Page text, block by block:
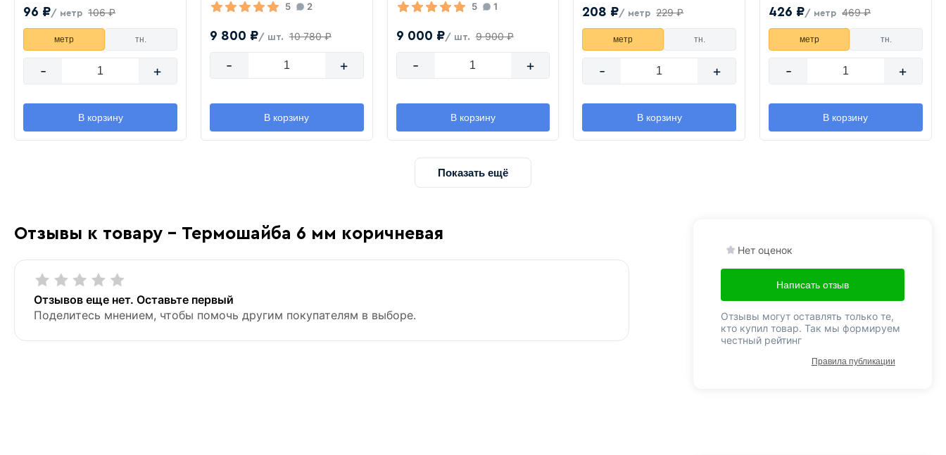
96 ₽/ метр 106 ₽
метр тн.
- +
В корзину
5 2
9 800 ₽/ шт. 10 780 ₽
- +
В корзину
5 1
9 000 ₽/ шт. 9 900 ₽
- +
В корзину
208 ₽/ метр 229 ₽
метр тн.
- +
В корзину
426 ₽/ метр 469 ₽
метр тн.
- +
В корзину
Показать ещё
Отзывы к товару - Термошайба 6 мм коричневая
Отзывов еще нет. Оставьте первый
Поделитесь мнением, чтобы помочь другим покупателям в выборе.
Нет оценок
Написать отзыв
Отзывы могут оставлять только те,
кто купил товар. Так мы формируем
честный рейтинг
Правила публикации